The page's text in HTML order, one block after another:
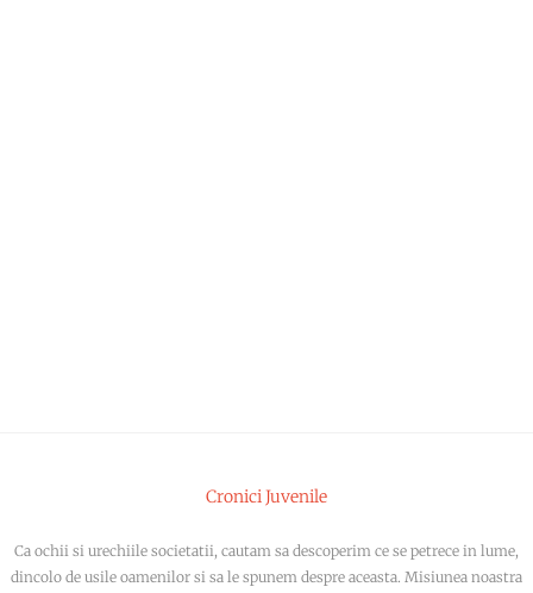
Cronici Juvenile
Ca ochii si urechiile societatii, cautam sa descoperim ce se petrece in lume,
dincolo de usile oamenilor si sa le spunem despre aceasta. Misiunea noastra